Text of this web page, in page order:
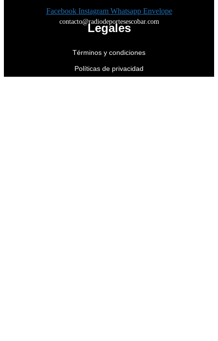
Facebook Instagram Whatsapp Envelope
contacto@radiodeportesescobar.com
Legales
Términos y condiciones
Políticas de privacidad